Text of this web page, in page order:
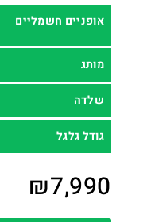
אופניים חשמליים
מותג
שלדה
גודל גלגל
₪7,990